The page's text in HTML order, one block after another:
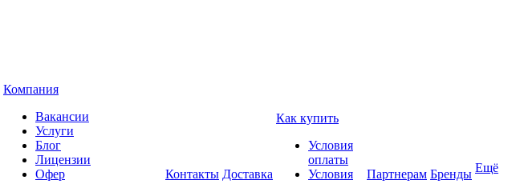
Компания
Вакансии
Услуги
Блог
Лицензии
Офер
Контакты Доставка
Как купить
Условия
оплаты
Условия
Партнерам Бренды Ещё